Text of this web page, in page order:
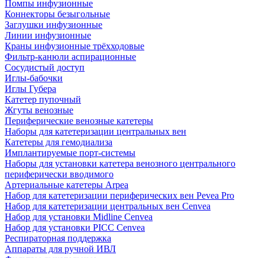
Помпы инфузионные
Коннекторы безыгольные
Заглушки инфузионные
Линии инфузионные
Краны инфузионные трёхходовые
Фильтр-канюли аспирационные
Сосудистый доступ
Иглы-бабочки
Иглы Губера
Катетер пупочный
Жгуты венозные
Периферические венозные катетеры
Наборы для катетеризации центральных вен
Катетеры для гемодиализа
Имплантируемые порт‑системы
Наборы для установки катетера венозного центрального
периферически вводимого
Артериальные катетеры Arpea
Набор для катетеризации периферических вен Pevea Pro
Набор для катетеризации центральных вен Cenvea
Набор для установки Midline Cenvea
Набор для установки PICC Cenvea
Респираторная поддержка
Аппараты для ручной ИВЛ